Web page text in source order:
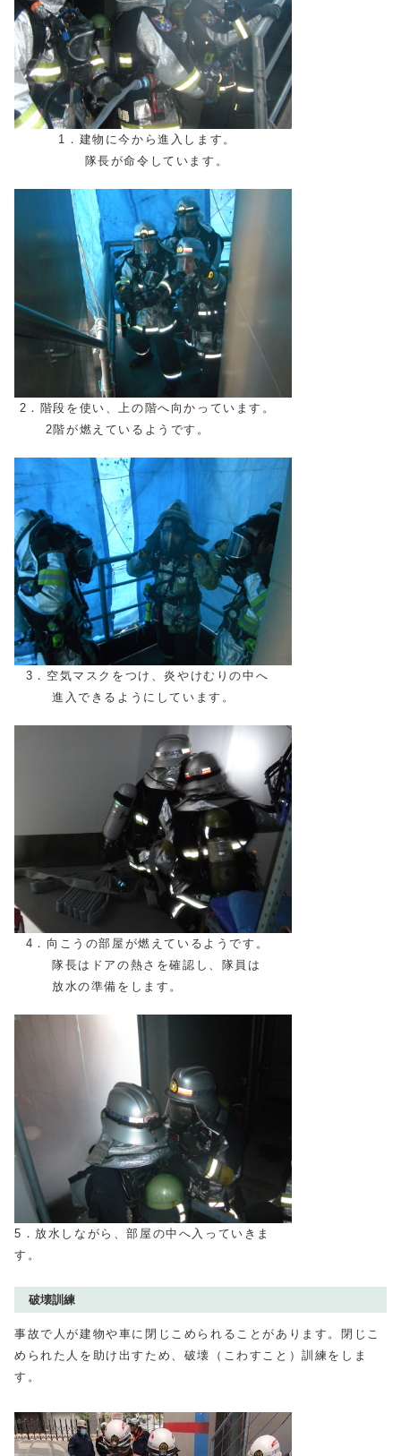
1．建物に今から進入します。
隊長が命令しています。
2．階段を使い、上の階へ向かっています。
2階が燃えているようです。
3．空気マスクをつけ、炎やけむりの中へ
進入できるようにしています。
4．向こうの部屋が燃えているようです。
隊長はドアの熱さを確認し、隊員は
放水の準備をします。
5．放水しながら、部屋の中へ入っていきま
す。
破壊訓練
事故で人が建物や車に閉じこめられることがあります。閉じこ
められた人を助け出すため、破壊（こわすこと）訓練をしま
す。